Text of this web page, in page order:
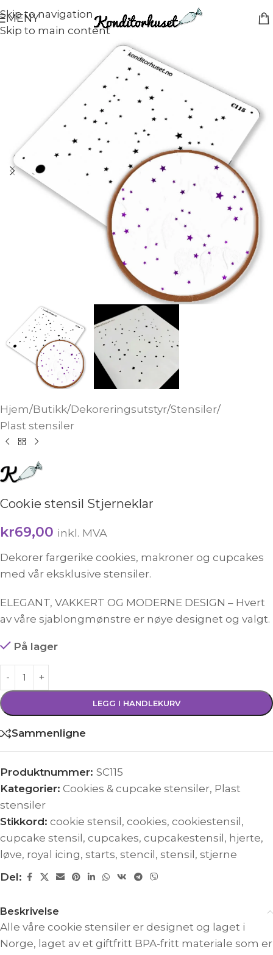
Skip to navigation
Skip to main content
MENY
Hjem/Butikk/Dekoreringsutstyr/Stensiler/
Plast stensiler
Cookie stensil Stjerneklar
kr69,00 inkl. MVA
Dekorer fargerike cookies, makroner og cupcakes
med vår eksklusive stensiler.
ELEGANT, VAKKERT OG MODERNE DESIGN – Hvert
av våre sjablongmønstre er nøye designet og valgt.
På lager
LEGG I HANDLEKURV
Sammenligne
Produktnummer: SC115
Kategorier: Cookies & cupcake stensiler, Plast
stensiler
Stikkord: cookie stensil, cookies, cookiestensil,
cupcake stensil, cupcakes, cupcakestensil, hjerte,
løve, royal icing, starts, stencil, stensil, stjerne
Del:
Beskrivelse
Alle våre cookie stensiler er designet og laget i
Norge, laget av et giftfritt BPA-fritt materiale som er